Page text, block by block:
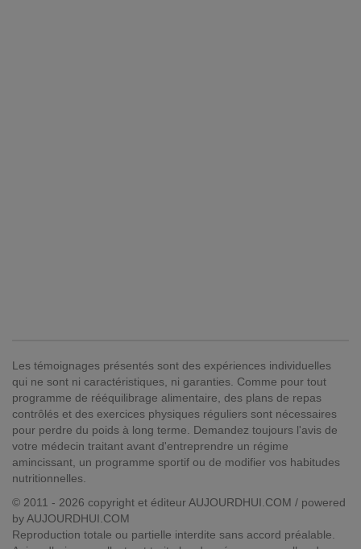
Les témoignages présentés sont des expériences individuelles
qui ne sont ni caractéristiques, ni garanties. Comme pour tout
programme de rééquilibrage alimentaire, des plans de repas
contrôlés et des exercices physiques réguliers sont nécessaires
pour perdre du poids à long terme. Demandez toujours l'avis de
votre médecin traitant avant d'entreprendre un régime
amincissant, un programme sportif ou de modifier vos habitudes
nutritionnelles.
© 2011 - 2026 copyright et éditeur AUJOURDHUI.COM / powered
by AUJOURDHUI.COM
Reproduction totale ou partielle interdite sans accord préalable.